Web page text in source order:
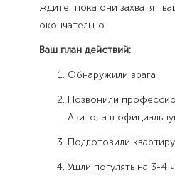
ждите, пока они захватят
окончательно.
Ваш план действий:
Обнаружили врага.
Позвонили
Авито, а в
Подготовили
Ушли погулять на 3-4